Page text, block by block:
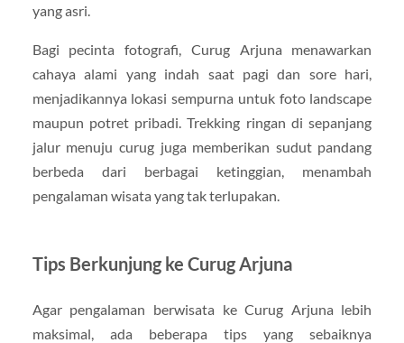
yang asri.
Bagi pecinta fotografi, Curug Arjuna menawarkan
cahaya alami yang indah saat pagi dan sore hari,
menjadikannya lokasi sempurna untuk foto landscape
maupun potret pribadi. Trekking ringan di sepanjang
jalur menuju curug juga memberikan sudut pandang
berbeda dari berbagai ketinggian, menambah
pengalaman wisata yang tak terlupakan.
Tips Berkunjung ke Curug Arjuna
Agar pengalaman berwisata ke Curug Arjuna lebih
maksimal, ada beberapa tips yang sebaiknya